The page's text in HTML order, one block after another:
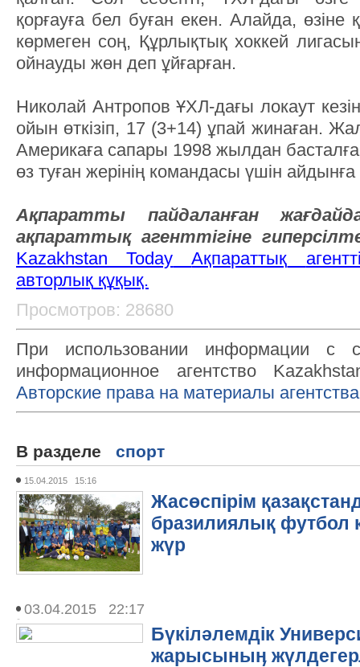
қорғауға бел буған екен. Алайда, өзіне
көрмеген соң, Құрлықтық хоккей
ойнауды жөн деп ұйғарған.
Николай Антропов ҰХЛ-дағы локаут
ойын өткізіп, 17 (3+14) ұпай жинаған.
Америкаға сапары 1998 жылдан
өз туған жерінің командасы үшін
Ақпаратты пайдаланған
ақпараттық агенттігіне гипер
Kazakhstan Today
Ақпараттық
авторлық құқық.
Просмотров: 28680
При использовании информации с
информационное агентство
Авторские права на материалы
В разделе спорт
15.04.2015 15:16
Жасөспірім
бразилиялық футбол
жүр
03.04.2015 22:17
Бүкіләлемдік
жарысыныӊ